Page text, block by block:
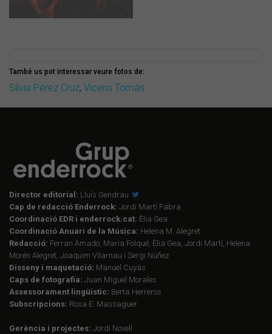
També us pot interessar veure fotos de:
Sílvia Pérez Cruz, Vicens Tomàs
Director editorial: Lluís Gendrau
Cap de redacció Enderrock: Jordi Martí Fabra
Coordinació EDR i enderrock.cat: Èlia Gea
Coordinació Anuari de la Música: Helena M. Alegret
Redacció: Ferran Amado, Maria Folqué, Èlia Gea, Jordi Martí, Helena
Morén Alegret, Joaquim Vilarnau i Sergi Núñez
Disseny i maquetació: Manuel Cuyàs
Caps de fotografia: Juan Miguel Morales
Assessorament lingüístic: Berta Herreros
Subscripcions: Rosa E. Massaguer
Gerència i projectes: Jordi Novell